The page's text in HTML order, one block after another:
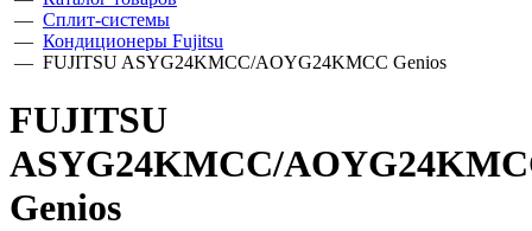
— Сплит-системы
— Кондиционеры Fujitsu
— FUJITSU ASYG24KMCC/AOYG24KMCC Genios
FUJITSU
ASYG24KMCC/
Genios